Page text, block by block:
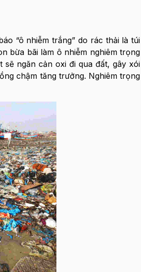
“ô nhiễm trắng” do rác thải là túi
bừa bãi làm ô nhiễm nghiêm trọng
ngăn cản oxi đi qua đất, gây xói
chậm tăng trưởng. Nghiêm trọng